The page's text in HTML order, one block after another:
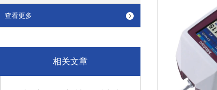
查看更多
相关文章